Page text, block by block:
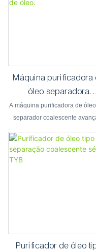
Máquina purificadora
óleo separadora
coalescente
REXON para corte de
A máquina purificadora de
separador coalescente
para a purificação e
óleo de corte contaminado,
Purificador de óleo